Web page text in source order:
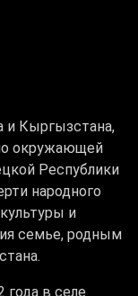
и Кыргызстана,
окружающей
Республики
народного
и
семье, родным
года в селе